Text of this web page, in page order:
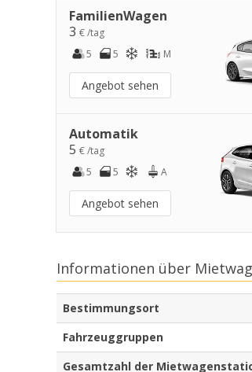
FamilienWagen
3 € /tag
5
5 M
Angebot sehen
Automatik
5 € /tag
5
5 A
Angebot sehen
Informationen über
Bestimmungsort
Fahrzeuggruppen
Gesamtzahl der